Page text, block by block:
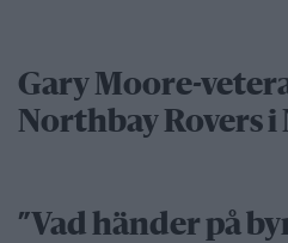
Gary Moore-
Northbay Rovers
”Vad händer på